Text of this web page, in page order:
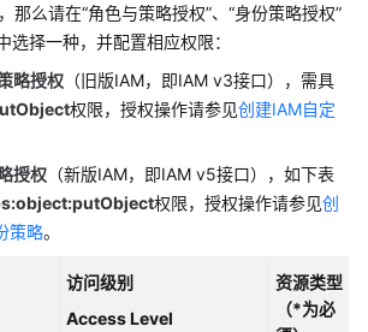
，那么请在“角色与策略授权”、“身份策略授权”
选择一种，并配置相应权限：
略授权 （旧版IAM，即IAM v3接口）， 需具
权限，授权操作请参见创建IAM自定
授权 （新版IAM，即IAM v5接口），如下表
权限，授权操作请参见创
策略。
访问级别
Access Level
资源类型
（*为必